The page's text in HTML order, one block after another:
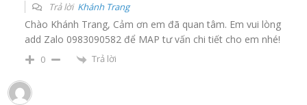
Trả lời Khánh Trang
Chào Khánh Trang, Cảm ơn em đã quan tâm. Em vui lòng
add Zalo 0983090582 để MAP tư vấn chi tiết cho em nhé!
0 Trả lời